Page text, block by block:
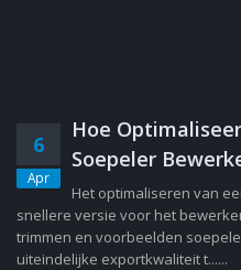
6
Apr
Hoe
Soepeler
Het optimaliseren van
snellere versie voor het
trimmen en voorbeelden
uiteindelijke exportkwaliteit t......